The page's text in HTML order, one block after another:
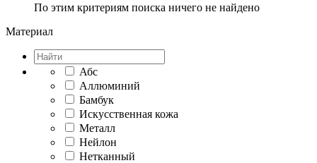
По этим критериям поиска ничего не найдено
Материал
Абс
Аллюминий
Бамбук
Искусственная кожа
Металл
Нейлон
Нетканный